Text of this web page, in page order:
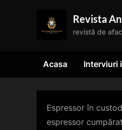
Revista
revistă de
Acasa Interviuri
Espressor în
espressor